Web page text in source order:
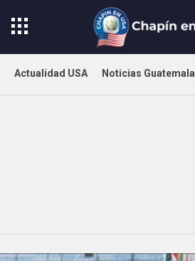
Actualidad USA Noticias Guatemala